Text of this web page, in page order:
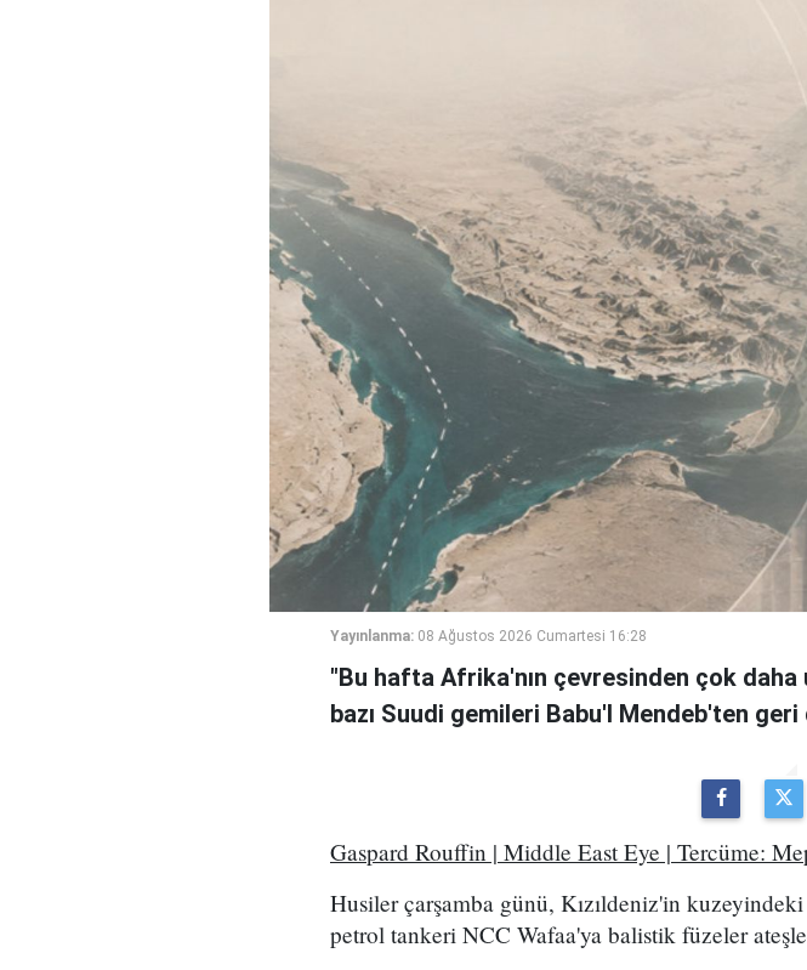
Yayınlanma: 08 Ağustos 2026 Cumartesi 16:28
"Bu hafta Afrika'nın çevresinden çok
bazı Suudi gemileri Babu'l Mendeb'ten geri
Gaspard Rouffin | Middle East Eye | Tercüme:
Husiler çarşamba günü, Kızıldeniz'in
petrol tankeri NCC Wafaa'ya balistik füzeler